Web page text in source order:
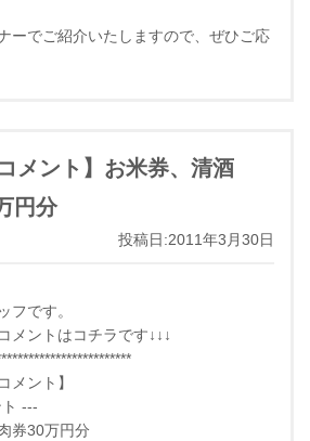
ーでご紹介いたしますので、ぜひご応
メント】お米券、清酒
円分
投稿日:2011年3月30日
フです。
メントはコチラです↓↓↓
メント】
---
券30万円分